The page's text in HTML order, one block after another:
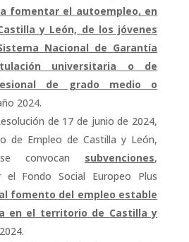
fomentar el autoempleo, en
y León, de los jóvenes
Nacional de Garantía
universitaria o de
de grado medio o
2024.
de 17 de junio de 2024,
de Empleo de Castilla y León,
convocan subvenciones,
el Fondo Social Europeo Plus
fomento del empleo estable
en el territorio de Castilla y